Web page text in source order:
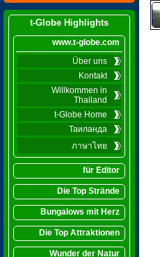
t-Globe Highlights
www.t-globe.com
Über uns
Kontakt
Willkommen in
Thailand
t-Globe Home
Таиланда
ภาษาไทย
für Editor
Die Top Strände
Bungalows mit Herz
Die Top Attraktionen
Wunder der Natur